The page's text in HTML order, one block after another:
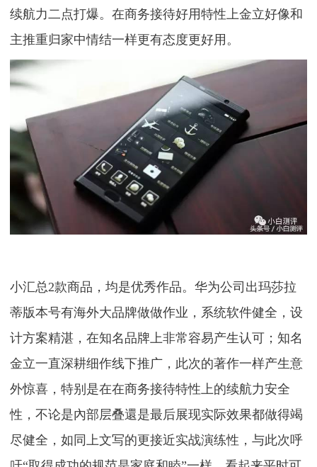
续航力二点打爆。在商务接待好用特性上金立好像和
主推重归家中情结一样更有态度更好用。
小汇总2款商品，均是优秀作品。华为公司出玛莎拉
蒂版本号有海外大品牌做做作业，系统软件健全，设
计方案精湛，在知名品牌上非常容易产生认可；知名
金立一直深耕细作线下推广，此次的著作一样产生意
外惊喜，特别是在在商务接待特性上的续航力安全
性，不论是內部层叠還是最后展现实际效果都做得竭
尽健全，如同上文写的更接近实战演练性，与此次呼